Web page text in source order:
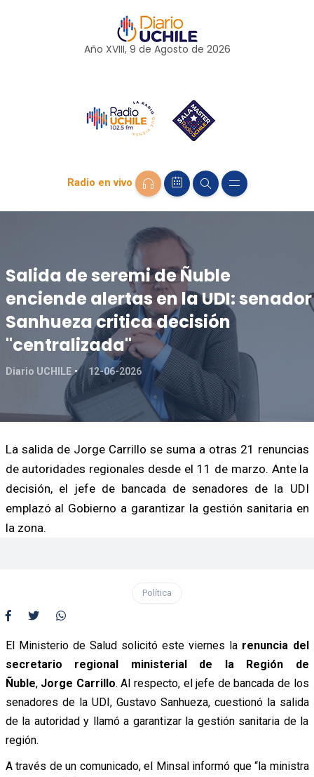
Año XVIII, 9 de Agosto de 2026
Radio en vivo
Salida de seremi de Ñuble
enciende alertas en la UDI: senador
Sanhueza critica decisión
"centralizada"
Diario UCHILE 12-06-2026
La salida de Jorge Carrillo se suma a otras 21 renuncias
de autoridades regionales desde el 11 de marzo. Ante la
decisión, el jefe de bancada de senadores de la UDI
emplazó al Gobierno a garantizar la gestión sanitaria en
la zona.
Política
El Ministerio de Salud solicitó este viernes la renuncia del
secretario regional ministerial de la Región de
Ñuble, Jorge Carrillo. Al respecto, el jefe de bancada de los
senadores de la UDI, Gustavo Sanhueza, cuestionó la salida
de la autoridad y llamó a garantizar la gestión sanitaria de la
región.
A través de un comunicado, el Minsal informó que “la ministra